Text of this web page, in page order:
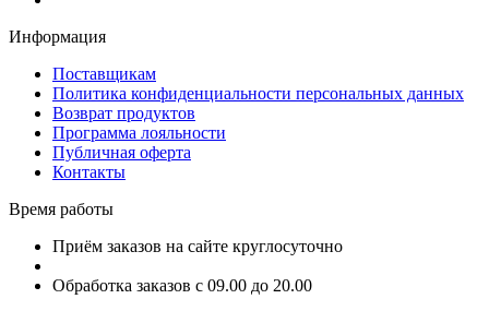
Информация
Поставщикам
Политика конфиденциальности персональных данных
Возврат продуктов
Программа лояльности
Публичная оферта
Контакты
Время работы
Приём заказов на сайте круглосуточно
Обработка заказов с 09.00 до 20.00